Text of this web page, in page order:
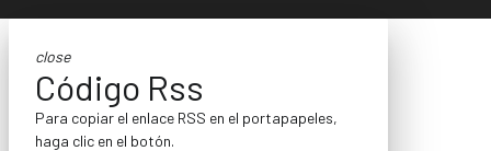
close
Código Rss
Para copiar el enlace RSS en el portapapeles,
haga clic en el botón.